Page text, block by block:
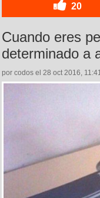
20
Cuando eres
determinado a
por codos el 28 oct 2016, 11:41